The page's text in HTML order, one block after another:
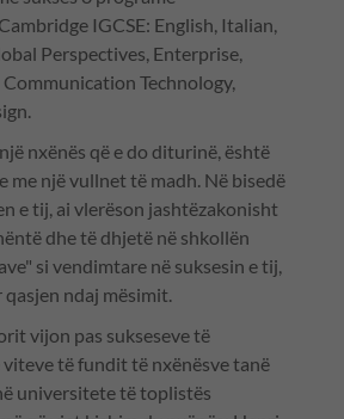
IGCSE: English, Italian,
Perspectives, Enterprise,
Technology,
nxënës që e do diturinë, është
me një vullnet të madh. Në bisedë
e tij, ai vlerëson jashtëzakonisht
dhe të dhjetë në shkollën
si vendimtare në suksesin e tij,
ndaj mësimit.
vijon pas sukseseve të
të fundit të nxënësve tanë
universitete të toplistës